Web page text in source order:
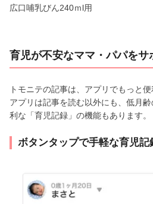
広口哺乳びん240ｍl用
育児が不安なママ・パパをサ
トモニテの記事は、アプリでもっと
アプリは記事を読む以外にも、低月
利な「育児記録」の機能もあります。
ボタンタップで手軽な育児記